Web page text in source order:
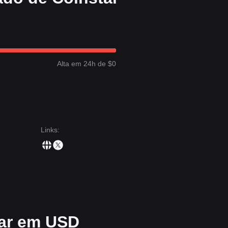
de ruptura para gerir os riscos de volatilidade.
do suporte macro de
gradual.
uma estrutura de preçosLimitada por faixa
de
permaneceráNeutro-Positiva
Alta em 24h de $0
Links:
em USD